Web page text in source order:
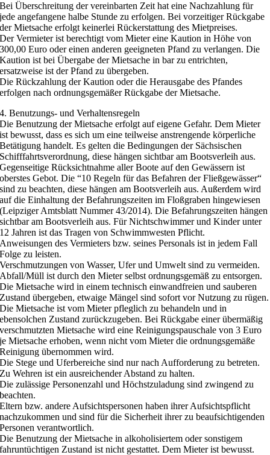
Bei Überschreitung der vereinbarten Zeit hat eine Nachzahlung für
jede angefangene halbe Stunde zu erfolgen. Bei vorzeitiger Rückgabe
der Mietsache erfolgt keinerlei Rückerstattung des Mietpreises.
Der Vermieter ist berechtigt vom Mieter eine Kaution in Höhe von
300,00 Euro oder einen anderen geeigneten Pfand zu verlangen. Die
Kaution ist bei Übergabe der Mietsache in bar zu entrichten,
ersatzweise ist der Pfand zu übergeben.
Die Rückzahlung der Kaution oder die Herausgabe des Pfandes
erfolgen nach ordnungsgemäßer Rückgabe der Mietsache.
4. Benutzungs- und Verhaltensregeln
Die Benutzung der Mietsache erfolgt auf eigene Gefahr. Dem Mieter
ist bewusst, dass es sich um eine teilweise anstrengende körperliche
Betätigung handelt. Es gelten die Bedingungen der Sächsischen
Schifffahrtsverordnung, diese hängen sichtbar am Bootsverleih aus.
Gegenseitige Rücksichtnahme aller Boote auf den Gewässern ist
oberstes Gebot. Die “10 Regeln für das Befahren der Fließgewässer“
sind zu beachten, diese hängen am Bootsverleih aus. Außerdem wird
auf die Einhaltung der Befahrungszeiten im Floßgraben hingewiesen
(Leipziger Amtsblatt Nummer 43/2014). Die Befahrungszeiten hängen
sichtbar am Bootsverleih aus. Für Nichtschwimmer und Kinder unter
12 Jahren ist das Tragen von Schwimmwesten Pflicht.
Anweisungen des Vermieters bzw. seines Personals ist in jedem Fall
Folge zu leisten.
Verschmutzungen von Wasser, Ufer und Umwelt sind zu vermeiden.
Abfall/Müll ist durch den Mieter selbst ordnungsgemäß zu entsorgen.
Die Mietsache wird in einem technisch einwandfreien und sauberen
Zustand übergeben, etwaige Mängel sind sofort vor Nutzung zu rügen.
Die Mietsache ist vom Mieter pfleglich zu behandeln und in
ebensolchen Zustand zurückzugeben. Bei Rückgabe einer übermäßig
verschmutzten Mietsache wird eine Reinigungspauschale von 3 Euro
je Mietsache erhoben, wenn nicht vom Mieter die ordnungsgemäße
Reinigung übernommen wird.
Die Stege und Uferbereiche sind nur nach Aufforderung zu betreten.
Zu Wehren ist ein ausreichender Abstand zu halten.
Die zulässige Personenzahl und Höchstzuladung sind zwingend zu
beachten.
Eltern bzw. andere Aufsichtspersonen haben ihrer Aufsichtspflicht
nachzukommen und sind für die Sicherheit ihrer zu beaufsichtigenden
Personen verantwortlich.
Die Benutzung der Mietsache in alkoholisiertem oder sonstigem
fahruntüchtigen Zustand ist nicht gestattet. Dem Mieter ist bewusst.